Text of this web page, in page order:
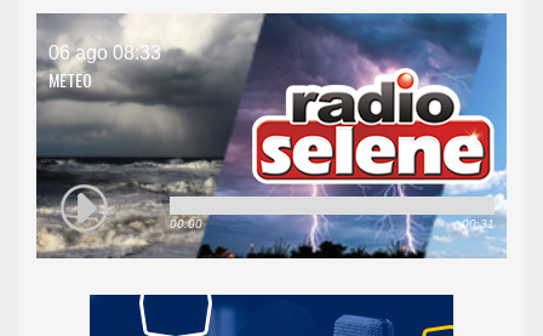
06 ago 08:33
METEO
00:00 00:31